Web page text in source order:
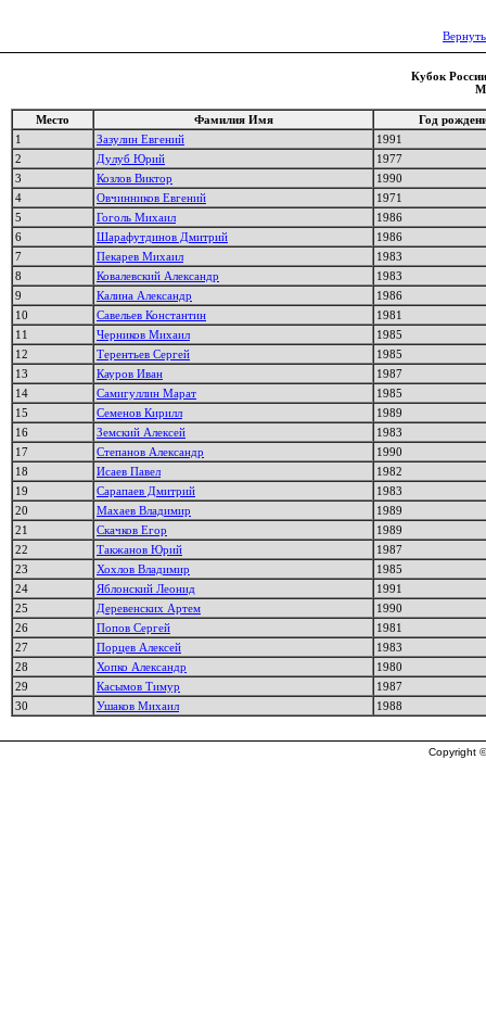
Кубок
Место Фамилия Имя
Год
1
Зазулин Евгений
1991
2
Дулуб Юрий
1977
3
Козлов Виктор
1990
4
Овчинников Евгений
1971
5
Гоголь Михаил
1986
6
Шарафутдинов Дмитрий
1986
7
Пекарев Михаил
1983
8
Ковалевский Александр
1983
9
Калина Александр
1986
10
Савельев Константин
1981
11
Черников Михаил
1985
12
Терентьев Сергей
1985
13
Кауров Иван
1987
14
Самигуллин Марат
1985
15
Семенов Кирилл
1989
16
Земский Алексей
1983
17
Степанов Александр
1990
18
Исаев Павел
1982
19
Сарапаев Дмитрий
1983
20
Махаев Владимир
1989
21
Скачков Егор
1989
22
Такжанов Юрий
1987
23
Хохлов Владимир
1985
24
Яблонский Леонид
1991
25
Деревенских Артем
1990
26
Попов Сергей
1981
27
Порцев Алексей
1983
28
Хопко Александр
1980
29
Касымов Тимур
1987
30
Ушаков Михаил 1988
Copyright